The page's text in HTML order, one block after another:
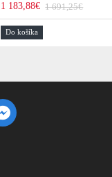
1 183,88€ 1 691,25€
Do košíka